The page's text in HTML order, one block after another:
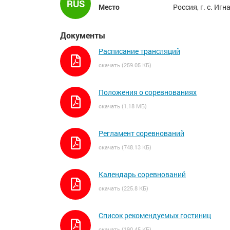
RUS
Место
Россия, г. с.
Документы
Расписание трансляций
скачать (259.05 КБ)
Положения о соревнованиях
скачать (1.18 МБ)
Регламент соревнований
скачать (748.13 КБ)
Календарь соревнований
скачать (225.8 КБ)
Список рекомендуемых гостиниц